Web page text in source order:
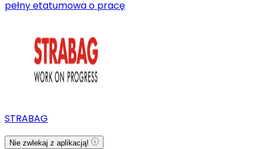
pełny etatumowa o pracę
STRABAG
Nie zwlekaj z aplikacją!